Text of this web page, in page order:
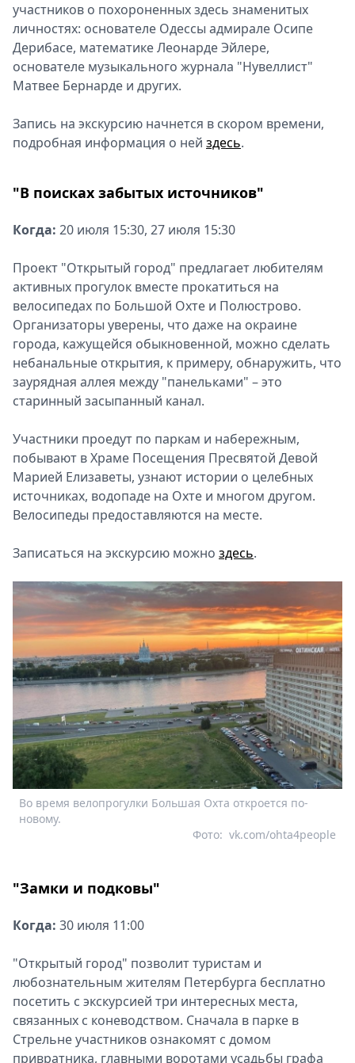
участников о похороненных здесь знаменитых
личностях: основателе Одессы адмирале Осипе
Дерибасе, математике Леонарде Эйлере,
основателе музыкального журнала "Нувеллист"
Матвее Бернарде и других.
Запись на экскурсию начнется в скором времени,
подробная информация о ней здесь.
"В поисках забытых источников"
Когда: 20 июля 15:30, 27 июля 15:30
Проект "Открытый город" предлагает любителям
активных прогулок вместе прокатиться на
велосипедах по Большой Охте и Полюстрово.
Организаторы уверены, что даже на окраине
города, кажущейся обыкновенной, можно сделать
небанальные открытия, к примеру, обнаружить, что
заурядная аллея между "панельками" – это
старинный засыпанный канал.
Участники проедут по паркам и набережным,
побывают в Храме Посещения Пресвятой Девой
Марией Елизаветы, узнают истории о целебных
источниках, водопаде на Охте и многом другом.
Велосипеды предоставляются на месте.
Записаться на экскурсию можно здесь.
Во время велопрогулки Большая Охта откроется по-
новому.
vk.com/ohta4people
Фото:
"Замки и подковы"
Когда: 30 июля 11:00
"Открытый город" позволит туристам и
любознательным жителям Петербурга бесплатно
посетить с экскурсией три интересных места,
связанных с коневодством. Сначала в парке в
Стрельне участников ознакомят с домом
привратника, главными воротами усадьбы графа